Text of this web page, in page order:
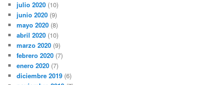
julio 2020 (10)
junio 2020 (9)
mayo 2020 (8)
abril 2020 (10)
marzo 2020 (9)
febrero 2020 (7)
enero 2020 (7)
diciembre 2019 (6)